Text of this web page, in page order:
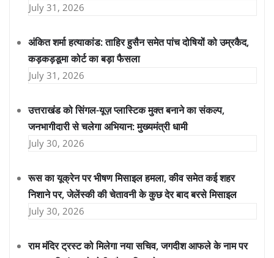
July 31, 2026
अंकित शर्मा हत्याकांड: ताहिर हुसैन समेत पांच दोषियों को उम्रकैद,
कड़कड़डूमा कोर्ट का बड़ा फैसला
July 31, 2026
उत्तराखंड को सिंगल-यूज़ प्लास्टिक मुक्त बनाने का संकल्प,
जनभागीदारी से चलेगा अभियान: मुख्यमंत्री धामी
July 30, 2026
रूस का यूक्रेन पर भीषण मिसाइल हमला, कीव समेत कई शहर
निशाने पर, जेलेंस्की की चेतावनी के कुछ देर बाद बरसे मिसाइल
July 30, 2026
राम मंदिर ट्रस्ट को मिलेगा नया सचिव, जगदीश आफले के नाम पर